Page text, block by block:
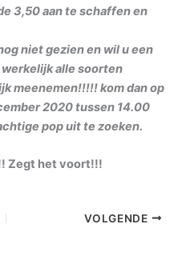
3,50 aan te schaffen en
niet gezien en wil u een
werkelijk alle soorten
meenemen!!!!! kom dan op
2020 tussen 14.00
pop uit te zoeken.
Zegt het voort!!!
VOLGENDE